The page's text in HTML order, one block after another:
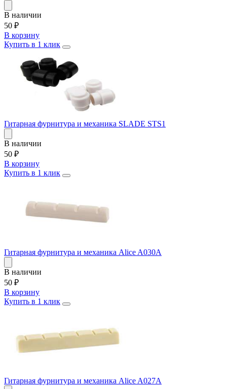
В наличии
50 ₽
В корзину
Купить в 1 клик
Гитарная фурнитура и механика SLADE STS1
В наличии
50 ₽
В корзину
Купить в 1 клик
Гитарная фурнитура и механика Alice A030A
В наличии
50 ₽
В корзину
Купить в 1 клик
Гитарная фурнитура и механика Alice A027A